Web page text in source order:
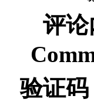
评
验证码